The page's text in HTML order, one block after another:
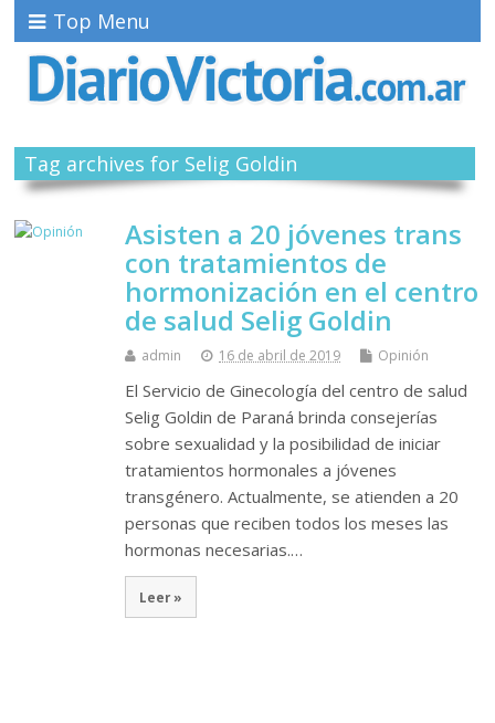
Top Menu
Tag archives for Selig Goldin
Asisten a 20 jóvenes trans
con tratamientos de
hormonización en el centro
de salud Selig Goldin
admin 16 de abril de 2019 Opinión
El Servicio de Ginecología del centro de salud
Selig Goldin de Paraná brinda consejerías
sobre sexualidad y la posibilidad de iniciar
tratamientos hormonales a jóvenes
transgénero. Actualmente, se atienden a 20
personas que reciben todos los meses las
hormonas necesarias.…
Leer »